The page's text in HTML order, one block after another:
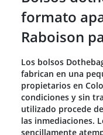
formato
Raboison
Los bolsos
fabrican en una
propietarios en
condiciones y sin
utilizado procede
las inmediaciones.
sencillamente